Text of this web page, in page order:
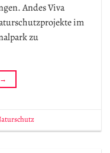
Andes Viva
im
zu
→